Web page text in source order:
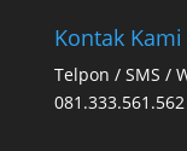
Kontak Kami
Telpon / SMS /